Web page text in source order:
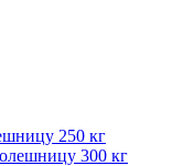
250 кг
300 кг